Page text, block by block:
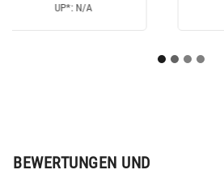
UP*: 2,90€
BEWERTUNGEN UND